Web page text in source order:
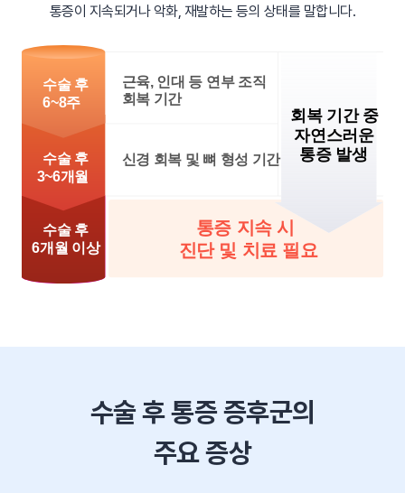
통증이 지속되거나 악화, 재발하는 등의 상태를 말합니다.
수술 후 통증 증후군의
주요 증상